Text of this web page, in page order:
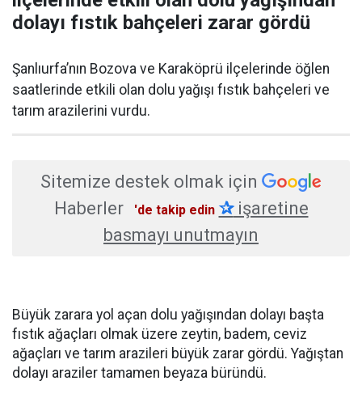
dolayı fıstık bahçeleri zarar gördü
Şanlıurfa’nın Bozova ve Karaköprü ilçelerinde öğlen
saatlerinde etkili olan dolu yağışı fıstık bahçeleri ve
tarım arazilerini vurdu.
Sitemize destek olmak için
Haberler
'de takip edin ✰işaretine
basmayı unutmayın
Büyük zarara yol açan dolu yağışından dolayı başta
fıstık ağaçları olmak üzere zeytin, badem, ceviz
ağaçları ve tarım arazileri büyük zarar gördü. Yağıştan
dolayı araziler tamamen beyaza büründü.